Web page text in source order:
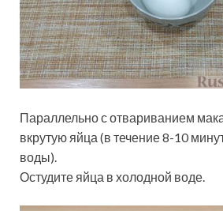
Параллельно с отвариванием
вкрутую яйца (в течение 8-10
воды).
Остудите яйца в холодной воде.